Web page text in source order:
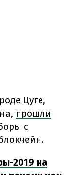
Цуге,
прошли
с
2019 на